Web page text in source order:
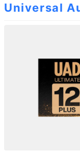
Universal